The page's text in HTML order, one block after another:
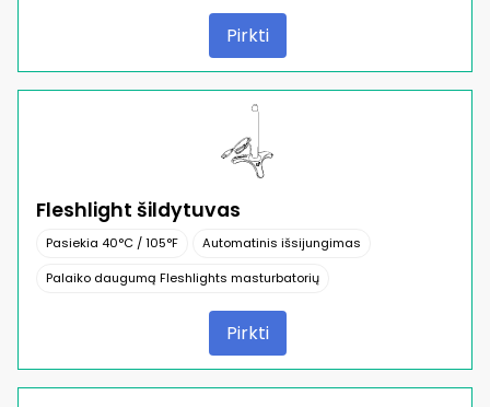
Pirkti
Fleshlight šildytuvas
Pasiekia 40°C / 105°F
Automatinis išsijungimas
Palaiko daugumą Fleshlights masturbatorių
Pirkti